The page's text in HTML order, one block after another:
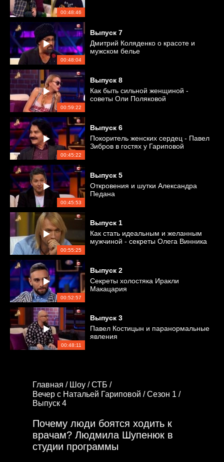
00:48:46
00:48:04
Выпуск 7
Дмитрий Коляденко о красоте и
мужском белье
00:59:22
Выпуск 8
Как быть сильной женщиной -
советы Оли Поляковой
00:45:22
Выпуск 6
Покоритель женских сердец - Павел
Зибров в гостях у Гариповой
00:45:53
Выпуск 5
Откровения и шутки Александра
Педана
00:55:25
Выпуск 1
Как стать идеальным и желанным
мужчиной - секреты Олега Винника
00:52:57
Выпуск 2
Секреты холостяка Иракли
Макацария
00:48:11
Выпуск 3
Павел Костицын и паранормальные
явления
Главная / Шоу /СТБ /
Вечер с Натальей Гариповой /Сезон 1 /
Выпуск 4
Почему люди боятся ходить к
врачам? Людмила Шупенюк в
студии программы